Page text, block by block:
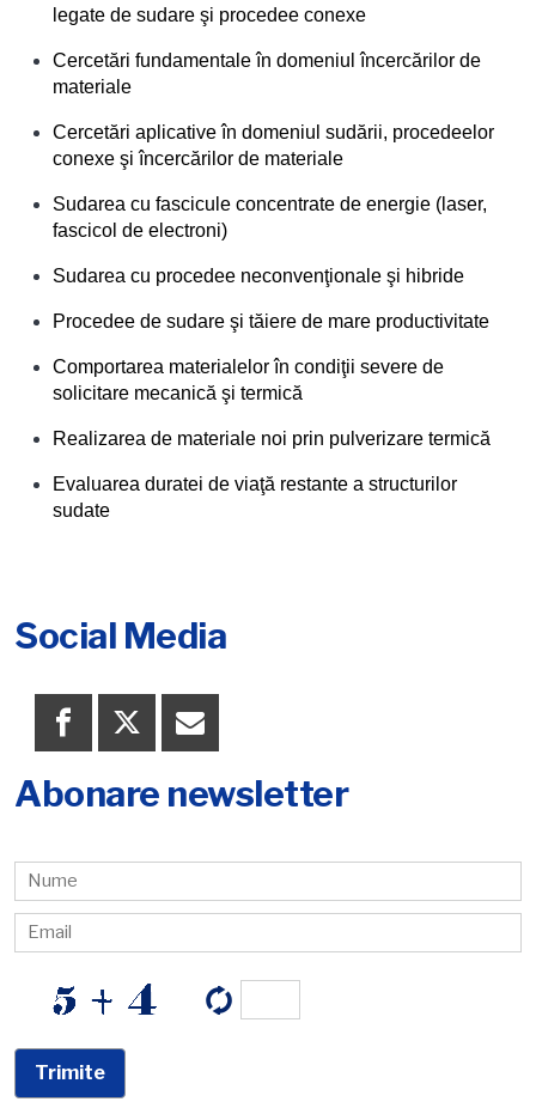
legate de sudare şi procedee conexe
Cercetări fundamentale în domeniul încercărilor de
materiale
Cercetări aplicative în domeniul sudării, procedeelor
conexe şi încercărilor de materiale
Sudarea cu fascicule concentrate de energie (laser,
fascicol de electroni)
Sudarea cu procedee neconvenţionale şi hibride
Procedee de sudare şi tăiere de mare productivitate
Comportarea materialelor în condiţii severe de
solicitare mecanică şi termică
Realizarea de materiale noi prin pulverizare termică
Evaluarea duratei de viaţă restante a structurilor
sudate
Social Media
Abonare newsletter